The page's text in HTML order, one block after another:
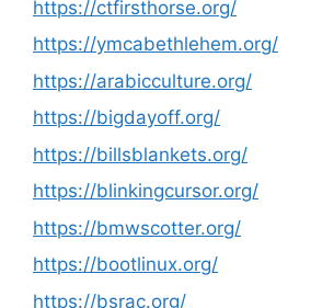
https://ctfirsthorse.org/
https://ymcabethlehem.org/
https://arabicculture.org/
https://bigdayoff.org/
https://billsblankets.org/
https://blinkingcursor.org/
https://bmwscotter.org/
https://bootlinux.org/
https://bsrac.org/